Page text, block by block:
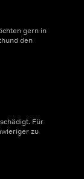
gern in
den
Für
zu